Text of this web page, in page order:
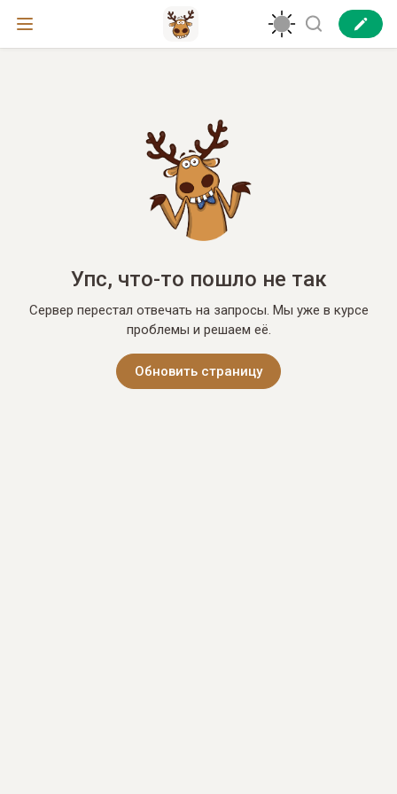
Упс, что-то пошло не так
Сервер перестал отвечать на запросы. Мы уже в курсе
проблемы и решаем её.
Обновить страницу